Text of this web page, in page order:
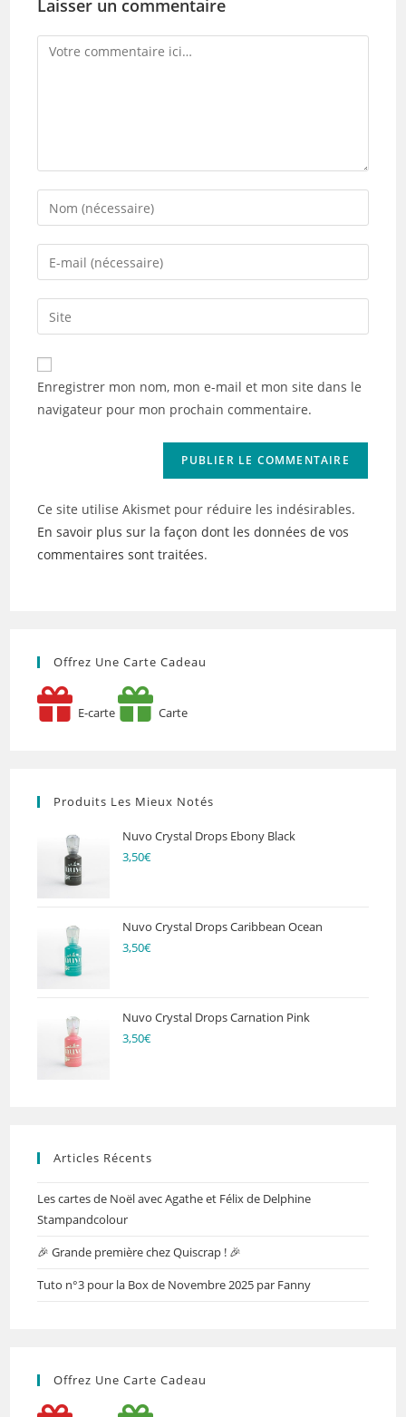
Laisser un commentaire
Comment
Enter
your
name
comment
Enter
your
email
address
comment
Saisir
l’URL
de
votre
(facultatif)
Enregistrer mon nom, mon e-mail et mon site dans le
navigateur pour mon prochain commentaire.
Ce site utilise Akismet pour réduire les indésirables.
En savoir plus sur la façon dont les données de vos
commentaires sont traitées.
Offrez Une Carte Cadeau
E-carte Carte
Produits Les Mieux Notés
Nuvo Crystal Drops Ebony Black
3,50€
Nuvo Crystal Drops Caribbean Ocean
3,50€
Nuvo Crystal Drops Carnation Pink
3,50€
Articles Récents
Les cartes de Noël avec Agathe et Félix de Delphine
Stampandcolour
🎉 Grande première chez Quiscrap ! 🎉
Tuto n°3 pour la Box de Novembre 2025 par Fanny
Offrez Une Carte Cadeau